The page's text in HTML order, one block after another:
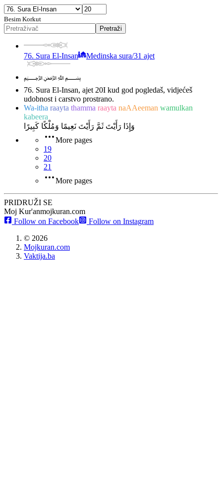
Besim Korkut
Pretraži
76. Sura El-Insan Medinska sura/31 ajet
﷽
76. Sura El-Insan, ajet 20I kud god pogledaš, vidjećeš
udobnost i carstvo prostrano.
Wa-itha raayta thamma raayta naAAeeman wamulkan
kabeera
وَإِذَا رَأَيْتَ ثَمَّ رَأَيْتَ نَعِيمًا وَمُلْكًا كَبِيرًا
More pages
19
20
21
More pages
PRIDRUŽI SE
Moj Kur'anmojkuran.com
Follow on Facebook
Follow on Instagram
© 2026
Mojkuran.com
Vaktija.ba